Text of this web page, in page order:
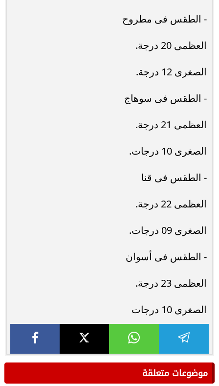
- الطقس فى مطروح
العظمى 20 درجة.
الصغرى 12 درجة.
- الطقس فى سوهاج
العظمى 21 درجة.
الصغرى 10 درجات.
- الطقس فى قنا
العظمى 22 درجة.
الصغرى 09 درجات.
- الطقس فى أسوان
العظمى 23 درجة.
الصغرى 10 درجات
موضوعات متعلقة